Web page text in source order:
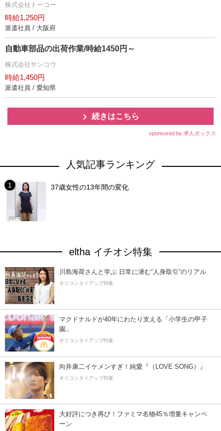
株式会社トーコー
時給1,250円
派遣社員 / 大阪府
自動車部品の出荷作業/時給1450円～
株式会社サンコウ
時給1,450円
派遣社員 / 愛知県
続きはこちら
sponsored by 求人ボックス
人気記事ランキング
37歳女性の13年間の変化
eltha イチオシ特集
川島海荷さんと学ぶ 日常に潜む“人身取引”のリアル
オリコンタイアップ特集
マクドナルドが40年にわたり支える「小学生の甲子
園」
オリコンタイアップ特集
向井康二イケメンすぎ！純愛『（LOVE SONG）』
オリコンタイアップ特集
大好評につき再び！ファミマ名物45％増量キャンペ
ーン